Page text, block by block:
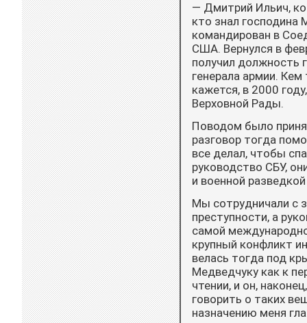
— Дмитрий Ильич,
кто знал господина
командирован в
США. Вернулся в
получил должность
генерала армии.
кажется, в 2000
Верховной Рады.
Поводом было
разговор тогда
все делал, чтобы
руководство СБУ,
и военной
Мы сотрудничали с
преступности, а
самой
крупный конфликт
велась тогда под
Медведчуку как к
чтении, и он,
говорить о таких
назначению меня